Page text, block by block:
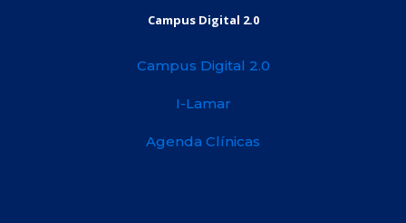
Campus Digital 2.0
Campus Digital 2.0
I-Lamar
Agenda Clínicas